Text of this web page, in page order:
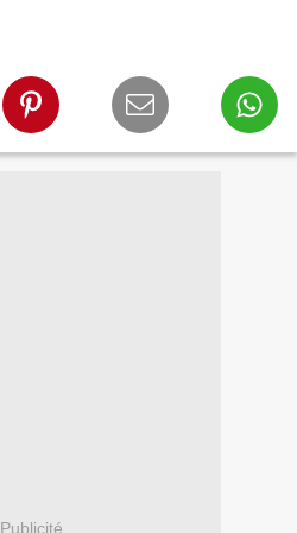
Publicité